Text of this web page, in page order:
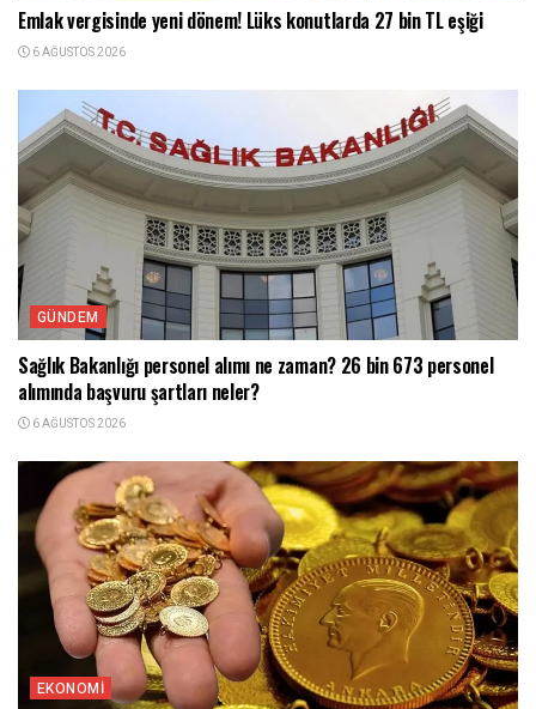
Emlak vergisinde yeni dönem! Lüks konutlarda 27 bin TL eşiği
6 AĞUSTOS 2026
GÜNDEM
Sağlık Bakanlığı personel alımı ne zaman? 26 bin 673 personel
alımında başvuru şartları neler?
6 AĞUSTOS 2026
EKONOMI